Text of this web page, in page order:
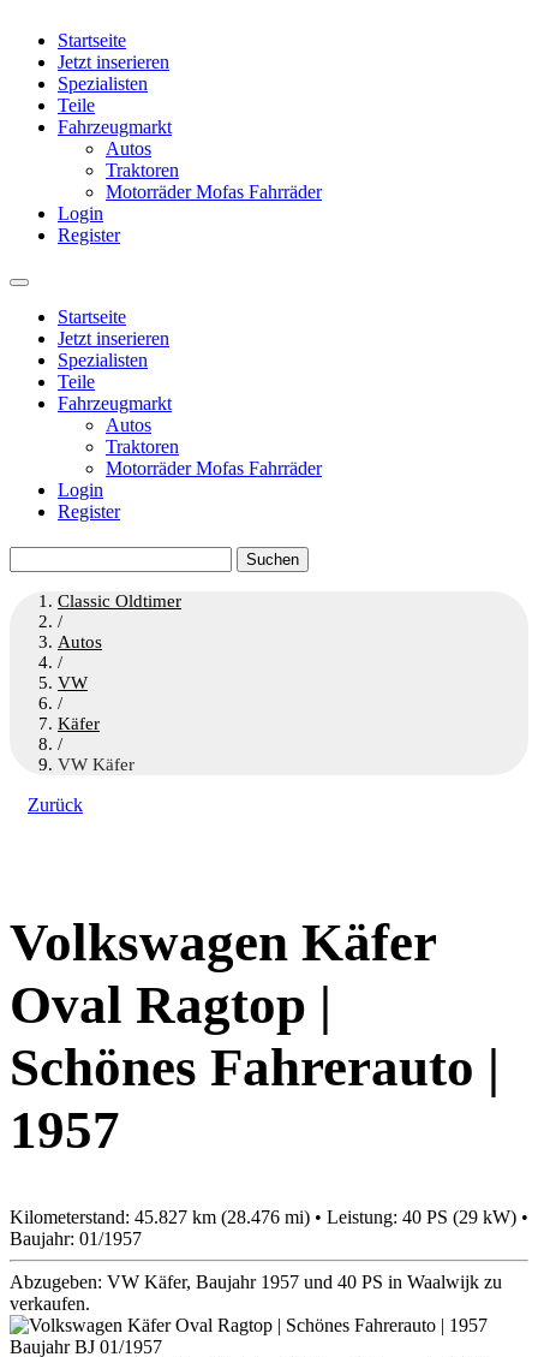
Startseite
Jetzt inserieren
Spezialisten
Teile
Fahrzeugmarkt
Autos
Traktoren
Motorräder Mofas Fahrräder
Login
Register
Startseite
Jetzt inserieren
Spezialisten
Teile
Fahrzeugmarkt
Autos
Traktoren
Motorräder Mofas Fahrräder
Login
Register
nach:
Classic Oldtimer
/
Autos
/
VW
/
Käfer
/
VW Käfer
Zurück
Volkswagen Käfer
Oval Ragtop |
Schönes Fahrerauto |
1957
Kilometerstand: 45.827 km (28.476 mi) • Leistung: 40 PS (29 kW) •
Baujahr: 01/1957
Abzugeben: VW Käfer, Baujahr 1957 und 40 PS in Waalwijk zu
verkaufen.